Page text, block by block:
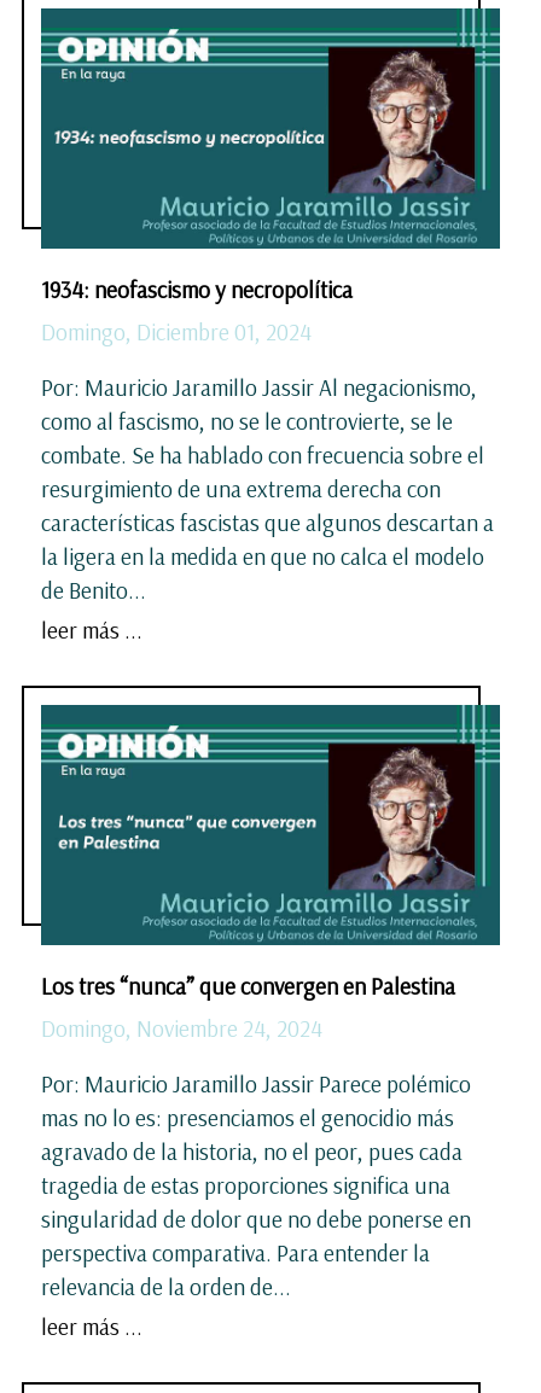
1934: neofascismo y necropolítica
Domingo, Diciembre 01, 2024
Por: Mauricio Jaramillo Jassir Al negacionismo,
como al fascismo, no se le controvierte, se le
combate. Se ha hablado con frecuencia sobre el
resurgimiento de una extrema derecha con
características fascistas que algunos descartan a
la ligera en la medida en que no calca el modelo
de Benito...
leer más ...
Los tres “nunca” que convergen en Palestina
Domingo, Noviembre 24, 2024
Por: Mauricio Jaramillo Jassir Parece polémico
mas no lo es: presenciamos el genocidio más
agravado de la historia, no el peor, pues cada
tragedia de estas proporciones significa una
singularidad de dolor que no debe ponerse en
perspectiva comparativa. Para entender la
relevancia de la orden de...
leer más ...